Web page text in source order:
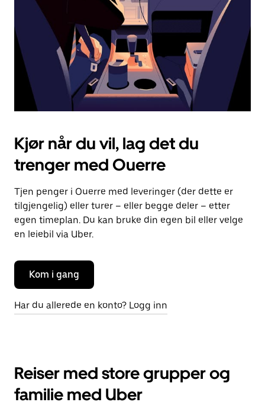
kalenderen.
Kjør når du vil, lag det du
trenger med Ouerre
Tjen penger i Ouerre med leveringer (der dette er
tilgjengelig) eller turer – eller begge deler – etter
egen timeplan. Du kan bruke din egen bil eller velge
en leiebil via Uber.
Kom i gang
Har du allerede en konto? Logg inn
Reiser med store grupper og
familie med Uber